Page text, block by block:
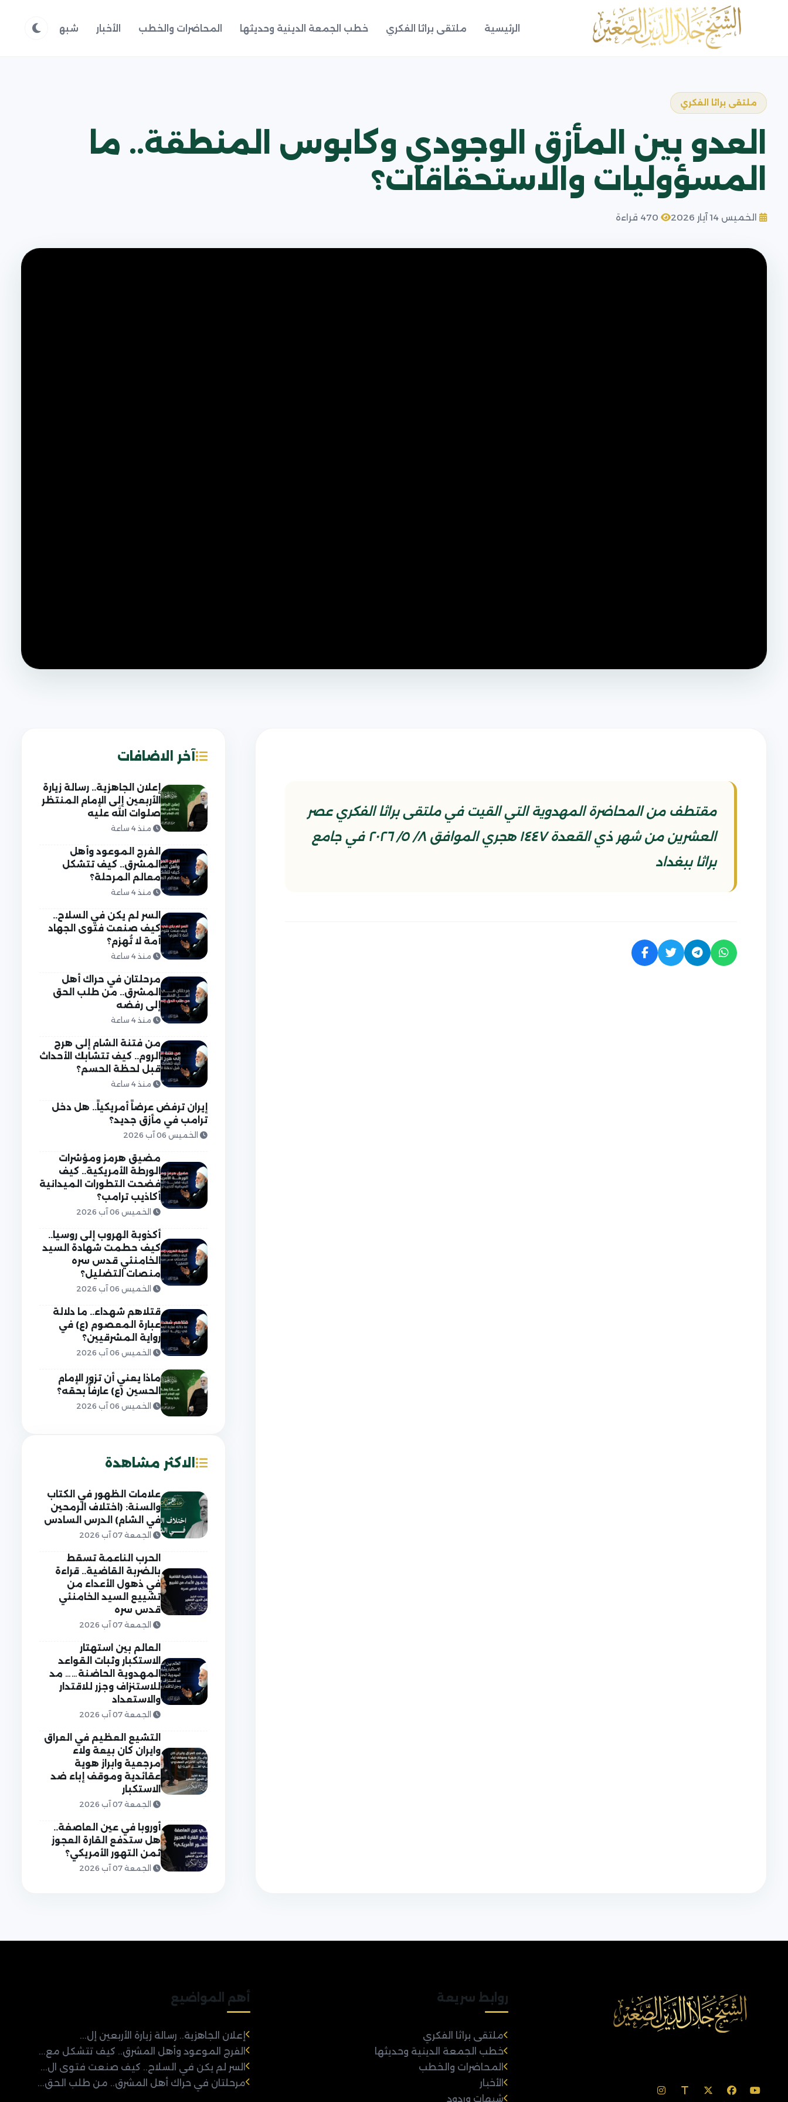
الرئيسية ملتقى براثا الفكري خطب الجمعة الدينية وحديثها المحاضرات والخطب الأخبار شبهات وردود
ملتقى براثا الفكري
العدو بين المأزق الوجودي وكابوس المنطقة.. ما
المسؤوليات والاستحقاقات؟
الخميس 14 آيار 2026
مقتطف من المحاضرة المهدوية التي القيت في ملتقى براثا الفكري عصر
العشرين من شهر ذي القعدة ١٤٤٧ هجري الموافق ٨/ ٥/ ٢٠٢٦ في جامع
براثا ببغداد
آخر الاضافات
إعلان الجاهزية.. رسالة زيارة
الأربعين إلى الإمام المنتظر
صلوات الله عليه
منذ 4 ساعة
الفرج الموعود وأهل
المشرق.. كيف تتشكل
معالم المرحلة؟
منذ 4 ساعة
السر لم يكن في السلاح..
كيف صنعت فتوى الجهاد
أمة لا تُهزم؟
منذ 4 ساعة
مرحلتان في حراك أهل
المشرق.. من طلب الحق
إلى رفضه
منذ 4 ساعة
من فتنة الشام إلى هرج
الروم.. كيف تتشابك الأحداث
قبل لحظة الحسم؟
منذ 4 ساعة
إيران ترفض عرضاً أمريكياً.. هل دخل
ترامب في مأزق جديد؟
الخميس 06 آب 2026
مضيق هرمز ومؤشرات
الورطة الأمريكية.. كيف
فضحت التطورات الميدانية
أكاذيب ترامب؟
الخميس 06 آب 2026
أكذوبة الهروب إلى روسيا..
كيف حطمت شهادة السيد
الخامنئي قدس سره
منصات التضليل؟
الخميس 06 آب 2026
قتلاهم شهداء.. ما دلالة
عبارة المعصوم (ع) في
رواية المشرقيين؟
الخميس 06 آب 2026
ماذا يعني أن تزور الإمام
الحسين (ع) عارفاً بحقه؟
الخميس 06 آب 2026
الاكثر مشاهدة
علامات الظهور في الكتاب
والسنة: (اختلاف الرمحين
في الشام) الدرس السادس
الجمعة 07 آب 2026
الحرب الناعمة تسقط
بالضربة القاضية.. قراءة
في ذهول الأعداء من
تشييع السيد الخامنئي
قدس سره
الجمعة 07 آب 2026
العالم بين استهتار
الاستكبار وثبات القواعد
المهدوية الحاضنة…… مد
للاستنزاف وجزر للاقتدار
والاستعداد
الجمعة 07 آب 2026
التشيع العظيم في العراق
وايران كان بيعة ولاء
مرجعية وابراز هوية
عقائدية وموقف إباء ضد
الاستكبار
الجمعة 07 آب 2026
أوروبا في عين العاصفة..
هل ستدفع القارة العجوز
ثمن التهور الأمريكي؟
الجمعة 07 آب 2026
روابط سريعة
ملتقى براثا الفكري
خطب الجمعة الدينية وحديثها
المحاضرات والخطب
الأخبار
شبهات وردود
أهم المواضيع
إعلان الجاهزية.. رسالة زيارة الأربعين إل...
الفرج الموعود وأهل المشرق.. كيف تتشكل مع...
السر لم يكن في السلاح.. كيف صنعت فتوى ال...
مرحلتان في حراك أهل المشرق.. من طلب الحق...